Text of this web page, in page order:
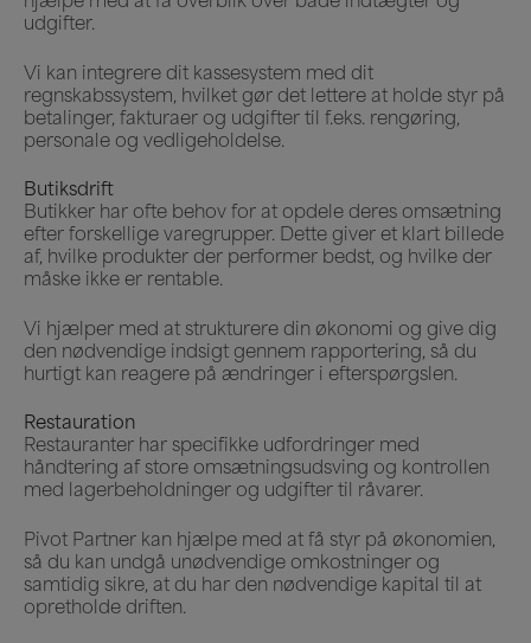
udgifter.
Vi kan integrere dit kassesystem med dit
regnskabssystem, hvilket gør det lettere at holde styr på
betalinger, fakturaer og udgifter til f.eks. rengøring,
personale og vedligeholdelse.
Butiksdrift
Butikker har ofte behov for at opdele deres omsætning
efter forskellige varegrupper. Dette giver et klart billede
af, hvilke produkter der performer bedst, og hvilke der
måske ikke er rentable.
Vi hjælper med at strukturere din økonomi og give dig
den nødvendige indsigt gennem rapportering, så du
hurtigt kan reagere på ændringer i efterspørgslen.
Restauration
Restauranter har specifikke udfordringer med
håndtering af store omsætningsudsving og kontrollen
med lagerbeholdninger og udgifter til råvarer.
Pivot Partner kan hjælpe med at få styr på økonomien,
så du kan undgå unødvendige omkostninger og
samtidig sikre, at du har den nødvendige kapital til at
opretholde driften.